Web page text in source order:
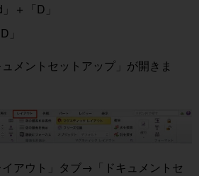
＋「D」
メントセットアップ」が開きま
アウト」タブ→「ドキュメントセ